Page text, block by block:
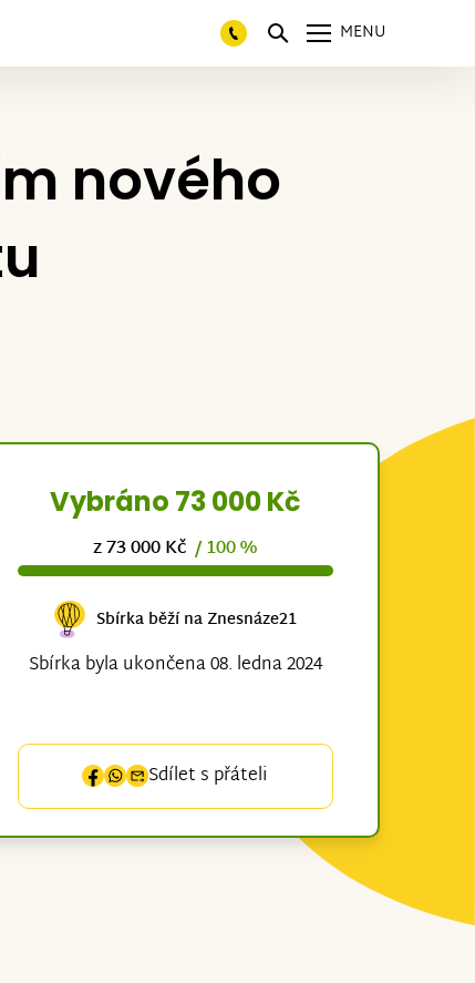
MENU
nového
Vybráno 73 000 Kč
z 73 000 Kč/ 100 %
Sbírka běží na Znesnáze21
Sbírka byla ukončena 08. ledna 2024
Sdílet s přáteli